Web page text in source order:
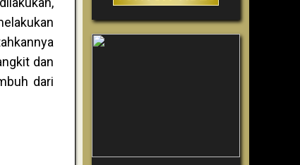
dan
dari